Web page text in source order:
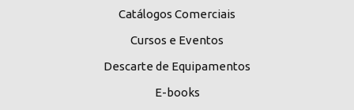
Catálogos Comerciais
Cursos e Eventos
Descarte de Equipamentos
E-books